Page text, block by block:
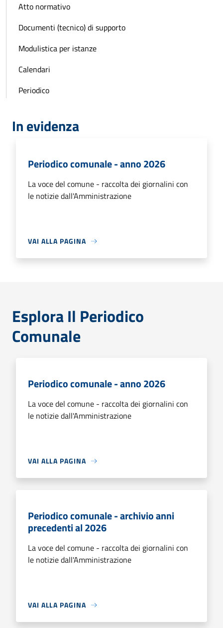
Atto normativo
Documenti (tecnico) di supporto
Modulistica per istanze
Calendari
Periodico
In evidenza
Periodico comunale - anno 2026
La voce del comune - raccolta dei giornalini con
le notizie dall'Amministrazione
VAI ALLA PAGINA
Esplora Il Periodico
Comunale
Periodico comunale - anno 2026
La voce del comune - raccolta dei giornalini con
le notizie dall'Amministrazione
VAI ALLA PAGINA
Periodico comunale - archivio anni
precedenti al 2026
La voce del comune - raccolta dei giornalini con
le notizie dall'Amministrazione
VAI ALLA PAGINA